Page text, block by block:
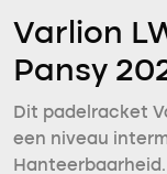
Varlion
Pansy
Dit padelracket
een niveau
Hanteerbaarheid.